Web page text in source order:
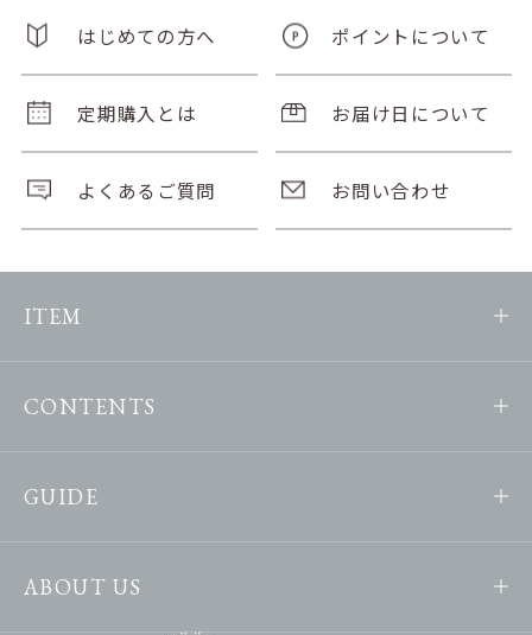
はじめての方へ ポイントについて
定期購入とは お届け日について
よくあるご質問 お問い合わせ
ITEM
CONTENTS
GUIDE
ABOUT US